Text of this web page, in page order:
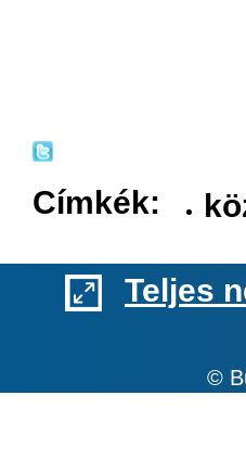
Címkék:
Teljes
©